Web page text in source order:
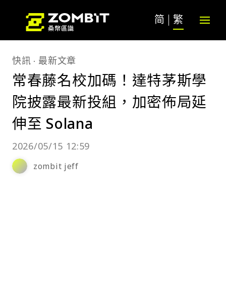
简 繁
快訊 最新文章
常春藤名校加碼！達特茅斯學
院披露最新投組，加密佈局延
伸至 Solana
2026/05/15 12:59
zombit jeff